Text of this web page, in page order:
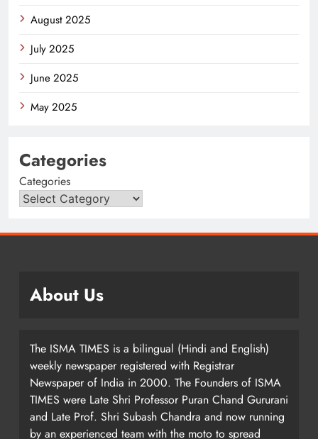
August 2025
July 2025
June 2025
May 2025
Categories
Categories
About Us
The ISMA TIMES is a bilingual (Hindi and English)
weekly newspaper registered with Registrar
Newspaper of India in 2000. The Founders of ISMA
TIMES were Late Shri Professor Puran Chand Gururani
and Late Prof. Shri Subash Chandra and now running
by an experienced team with the moto to spread